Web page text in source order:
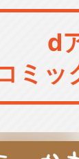
d
ミッ